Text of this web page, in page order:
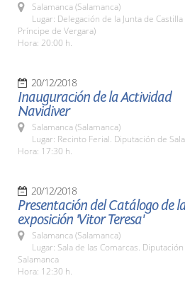
Salamanca (Salamanca)
Lugar: Delegación de la Junta de
Príncipe de Vergara)
Hora: 20:00 h.
20/12/2018
Inauguración de la Actividad
Navidiver
Salamanca (Salamanca)
Lugar: Recinto Ferial. Diputación de
Hora: 17:30 h.
20/12/2018
Presentación del Catálogo de
exposición 'Vitor Teresa'
Salamanca (Salamanca)
Lugar: Sala de las Comarcas.
Salamanca
Hora: 12:30 h.